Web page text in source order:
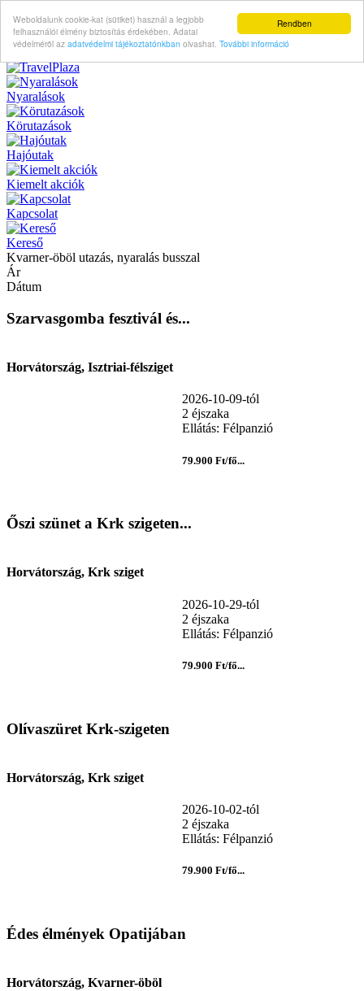
Rendben
Weboldalunk cookie-kat (sütiket) használ a legjobb
felhasználói élmény biztosítás érdekében. Adatai
védelméröl az adatvédelmi tájékoztatónkban olvashat. További információ
Nyaralások
Körutazások
Hajóutak
Kiemelt akciók
Kapcsolat
Kereső
Kvarner-öböl utazás, nyaralás busszal
Ár
Dátum
Szarvasgomba fesztivál és...
Horvátország, Isztriai-félsziget
2026-10-09-tól
2 éjszaka
Ellátás: Félpanzió
79.900 Ft/fő...
Őszi szünet a Krk szigeten...
Horvátország, Krk sziget
2026-10-29-tól
2 éjszaka
Ellátás: Félpanzió
79.900 Ft/fő...
Olívaszüret Krk-szigeten
Horvátország, Krk sziget
2026-10-02-tól
2 éjszaka
Ellátás: Félpanzió
79.900 Ft/fő...
Édes élmények Opatijában
Horvátország, Kvarner-öböl